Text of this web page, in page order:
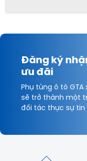
Đăng ký
ưu đãi
Phụ tùng ô tô GTA
sẽ trở thành một
đối tác thực sự tin